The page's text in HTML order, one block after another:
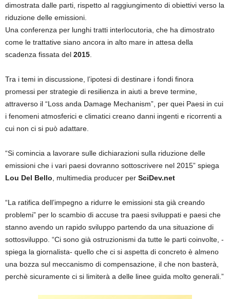
dimostrata dalle parti, rispetto al raggiungimento di obiettivi verso la
riduzione delle emissioni.
Una conferenza per lunghi tratti interlocutoria, che ha dimostrato
come le trattative siano ancora in alto mare in attesa della
scadenza fissata del 2015
Tra i temi in discussione, l’ipotesi di destinare i fondi finora
promessi per strategie di resilienza in aiuti a breve termine,
attraverso il “Loss anda Damage Mechanism”, per quei Paesi in cui
i fenomeni atmosferici e climatici creano danni ingenti e ricorrenti a
cui non ci si può adattare.
“Si comincia a lavorare sulle dichiarazioni sulla riduzione delle
emissioni che i vari paesi dovranno sottoscrivere nel 2015” spiega
Lou Del Bello , multimedia producer per SciDev.net
“La ratifica dell’impegno a ridurre le emissioni sta già creando
problemi” per lo scambio di accuse tra paesi sviluppati e paesi che
stanno avendo un rapido sviluppo partendo da una situazione di
sottosviluppo. “Ci sono già ostruzionismi da tutte le parti coinvolte, -
spiega la giornalista- quello che ci si aspetta di concreto è almeno
una bozza sul meccanismo di compensazione, il che non basterà,
perchè sicuramente ci si limiterà a delle linee guida molto generali.”